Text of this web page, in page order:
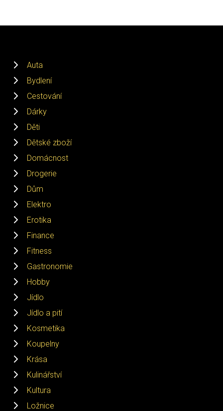
Auta
Bydlení
Cestování
Dárky
Děti
Dětské zboží
Domácnost
Drogerie
Dům
Elektro
Erotika
Finance
Fitness
Gastronomie
Hobby
Jídlo
Jídlo a pití
Kosmetika
Koupelny
Krása
Kulinářství
Kultura
Ložnice